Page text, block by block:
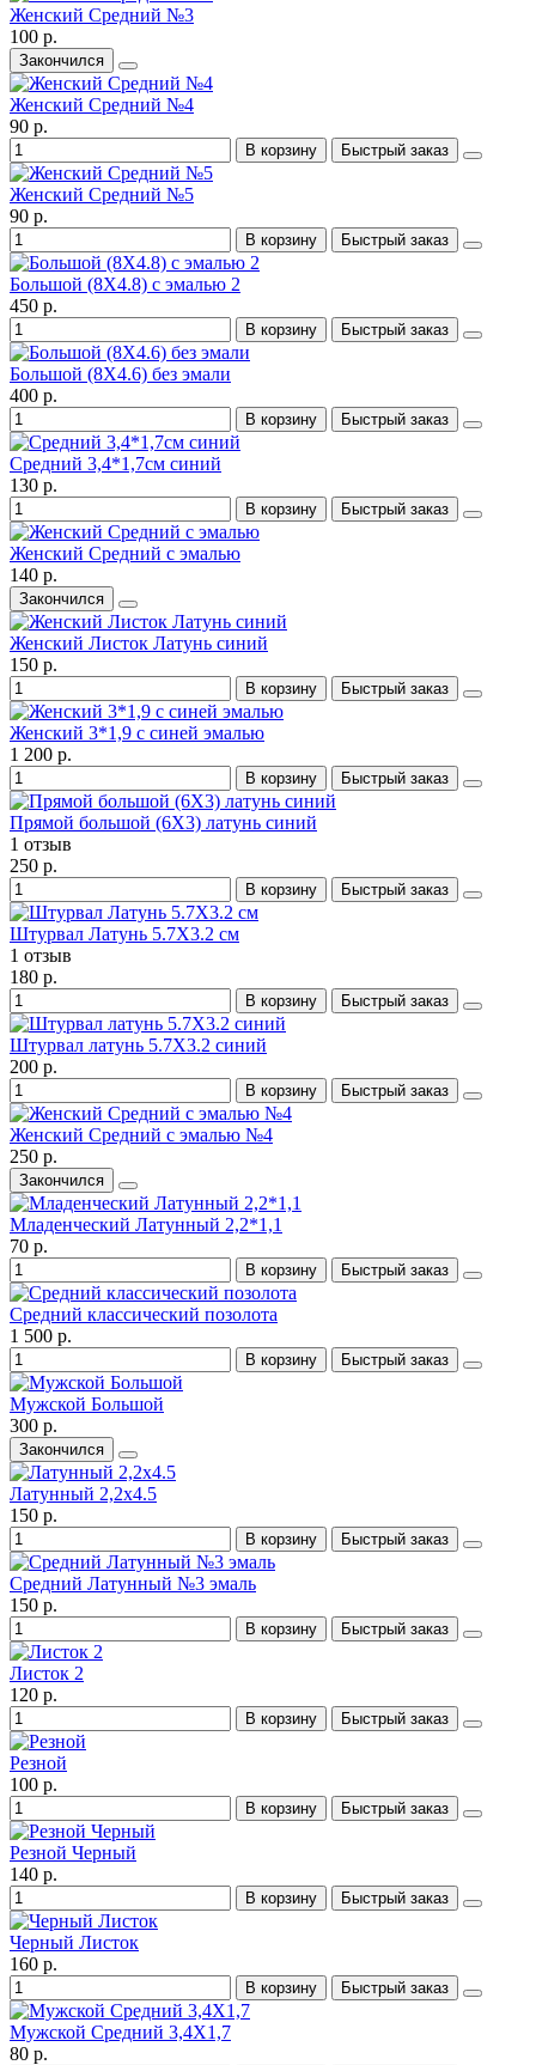
Женский Средний №3
100 р.
Закончился
Женский Средний №4
90 р.
В корзину Быстрый заказ
Женский Средний №5
90 р.
В корзину Быстрый заказ
Большой (8X4.8) с эмалью 2
450 р.
В корзину Быстрый заказ
Большой (8X4.6) без эмали
400 р.
В корзину Быстрый заказ
Средний 3,4*1,7см синий
130 р.
В корзину Быстрый заказ
Женский Средний с эмалью
140 р.
Закончился
Женский Листок Латунь синий
150 р.
В корзину Быстрый заказ
Женский 3*1,9 с синей эмалью
1 200 р.
В корзину Быстрый заказ
Прямой большой (6X3) латунь синий
1 отзыв
250 р.
В корзину Быстрый заказ
Штурвал Латунь 5.7X3.2 см
1 отзыв
180 р.
В корзину Быстрый заказ
Штурвал латунь 5.7X3.2 синий
200 р.
В корзину Быстрый заказ
Женский Средний с эмалью №4
250 р.
Закончился
Младенческий Латунный 2,2*1,1
70 р.
В корзину Быстрый заказ
Средний классический позолота
1 500 р.
В корзину Быстрый заказ
Мужской Большой
300 р.
Закончился
Латунный 2,2x4.5
150 р.
В корзину Быстрый заказ
Средний Латунный №3 эмаль
150 р.
В корзину Быстрый заказ
Листок 2
120 р.
В корзину Быстрый заказ
Резной
100 р.
В корзину Быстрый заказ
Резной Черный
140 р.
В корзину Быстрый заказ
Черный Листок
160 р.
В корзину Быстрый заказ
Мужской Средний 3,4X1,7
80 р.